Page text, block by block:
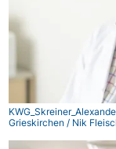
Grieskirchen / Nik